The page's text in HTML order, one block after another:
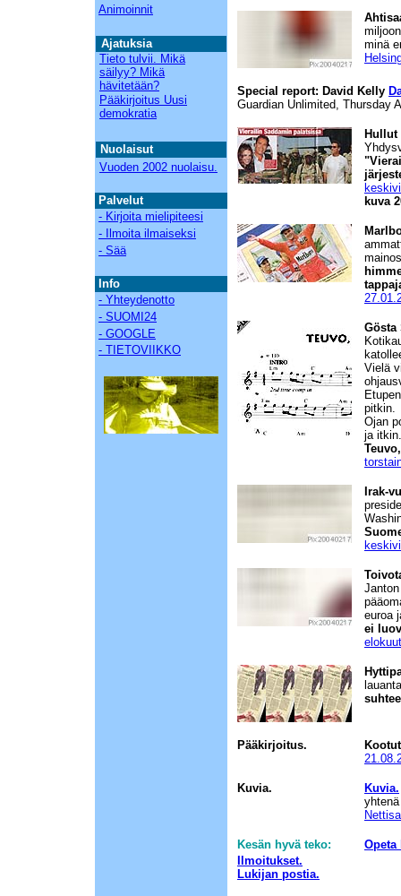
Animoinnit
Ajatu ksia
Tieto tulvii. Mikä
säilyy? Mikä
hävitetään?
Pääkirjoitus Uusi
demokratia
Nuolaisut
Vuoden 2002 nuolaisu.
Palvelut
- Kirjoita mielipiteesi
- Ilmoita ilmaiseksi
- Sää
Info
- Yhteydenotto
- SUOMI24
- GOOGLE
- TIETOVIIKKO
minä
Special report: David Kelly
Guardian Unlimited, Thursday
kuva
Vielä
pitkin.
Ojan
ja itkin.
Irak-
euroa
ei
Pääkirjoitus.
Kuvia.
Kuvia.
Kesän hyvä teko:
Opeta
Ilmoitukset.
Lukijan postia.